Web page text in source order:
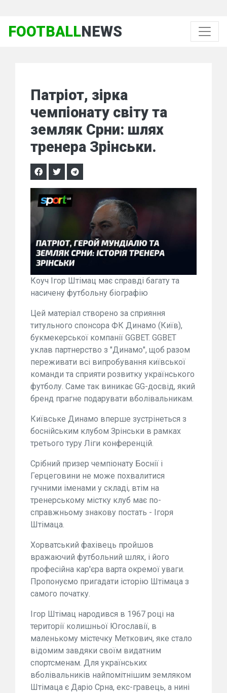
FOOTBALLNEWS
Патріот, зірка
чемпіонату світу та
земляк Срни: шлях
тренера Зрінськи.
Коуч Ігор Штімац має справді багату та
насичену футбольну біографію
Цей матеріал створено за сприяння
титульного спонсора ФК Динамо (Київ),
букмекерської компанії GGBET. GGBET
уклав партнерство з "Динамо", щоб разом
переживати всі випробування київської
команди та сприяти розвитку українського
футболу. Саме так виникає GG-досвід, який
бренд прагне подарувати вболівальникам.
Київське Динамо вперше зустрінеться з
боснійським клубом Зрінськи в рамках
третього туру Ліги конференцій.
Срібний призер чемпіонату Боснії і
Герцеговини не може похвалитися
гучними іменами у складі, втім на
тренерському містку клуб має по-
справжньому знакову постать - Ігоря
Штімаца.
Хорватський фахівець пройшов
вражаючий футбольний шлях, і його
професійна кар'єра варта окремої уваги.
Пропонуємо пригадати історію Штімаца з
самого початку.
Ігор Штімац народився в 1967 році на
території колишньої Югославії, в
маленькому містечку Меткович, яке стало
відомим завдяки своїм видатним
спортсменам. Для українських
вболівальників найпомітнішим земляком
Штімаца є Даріо Срна, екс-гравець, а нині